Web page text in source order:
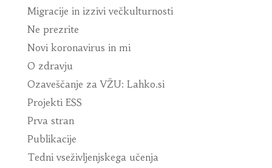
Migracije in izzivi večkulturnosti
Ne prezrite
Novi koronavirus in mi
O zdravju
Ozaveščanje za VŽU: Lahko.si
Projekti ESS
Prva stran
Publikacije
Tedni vseživljenjskega učenja